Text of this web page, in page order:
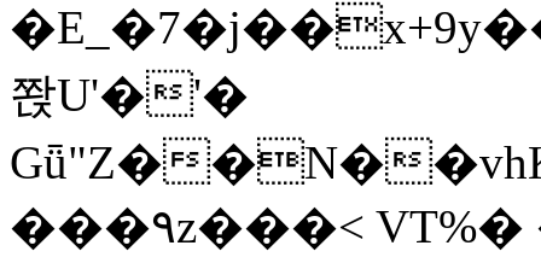
쫝U'�'�
Gǖ"Z��N�
���٩z���< VT%� �}z�XEu�<ं�Q!